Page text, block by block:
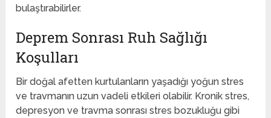
bulaştırabilirler.
Deprem Sonrası Ruh Sağlığı
Koşulları
Bir doğal afetten kurtulanların yaşadığı yoğun stres
ve travmanın uzun vadeli etkileri olabilir. Kronik stres,
depresyon ve travma sonrası stres bozukluğu gibi